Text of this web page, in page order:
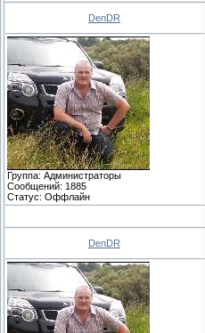
DenDR
Группа: Администраторы
Сообщений: 1885
Статус: Оффлайн
DenDR